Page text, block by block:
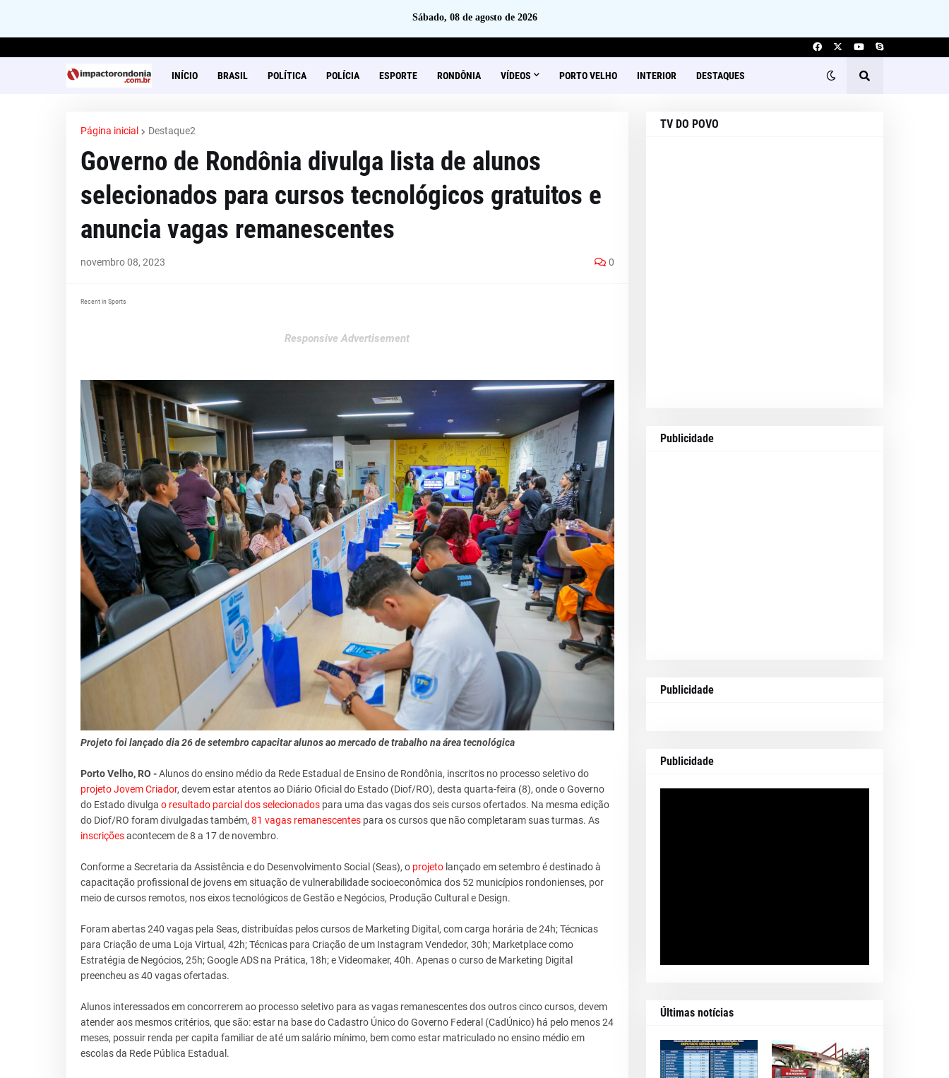
Sábado, 08 de agosto de 2026
INÍCIO BRASIL POLÍTICA POLÍCIA ESPORTE RONDÔNIA VÍDEOS PORTO VELHO INTERIOR DESTAQUES
Página inicial Destaque2
Governo de Rondônia divulga lista de alunos
selecionados para cursos tecnológicos gratuitos e
anuncia vagas remanescentes
novembro 08, 2023 0
Recent in Sports
Responsive Advertisement
Projeto foi lançado dia 26 de setembro capacitar alunos ao mercado de trabalho na área tecnológica
Porto Velho, RO -Alunos do ensino médio da Rede Estadual de Ensino de Rondônia, inscritos no processo seletivo do
projeto Jovem Criador, devem estar atentos ao Diário Oficial do Estado (Diof/RO), desta quarta-feira (8), onde o Governo
do Estado divulga o resultado parcial dos selecionadospara uma das vagas dos seis cursos ofertados. Na mesma edição
do Diof/RO foram divulgadas também, 81 vagas remanescentespara os cursos que não completaram suas turmas. As
inscriçõesacontecem de 8 a 17 de novembro.
Conforme a Secretaria da Assistência e do Desenvolvimento Social (Seas), o projetolançado em setembro é destinado à
capacitação profissional de jovens em situação de vulnerabilidade socioeconômica dos 52 municípios rondonienses, por
meio de cursos remotos, nos eixos tecnológicos de Gestão e Negócios, Produção Cultural e Design.
Foram abertas 240 vagas pela Seas, distribuídas pelos cursos de Marketing Digital, com carga horária de 24h; Técnicas
para Criação de uma Loja Virtual, 42h; Técnicas para Criação de um Instagram Vendedor, 30h; Marketplace como
Estratégia de Negócios, 25h; Google ADS na Prática, 18h; e Videomaker, 40h. Apenas o curso de Marketing Digital
preencheu as 40 vagas ofertadas.
Alunos interessados em concorrerem ao processo seletivo para as vagas remanescentes dos outros cinco cursos, devem
atender aos mesmos critérios, que são: estar na base do Cadastro Único do Governo Federal (CadÚnico) há pelo menos 24
meses, possuir renda per capita familiar de até um salário mínimo, bem como estar matriculado no ensino médio em
escolas da Rede Pública Estadual.
TV DO POVO
Publicidade
Publicidade
Publicidade
Últimas notícias